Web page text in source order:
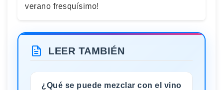
verano fresquísimo!
LEER TAMBIÉN
¿Qué se puede mezclar con el vino